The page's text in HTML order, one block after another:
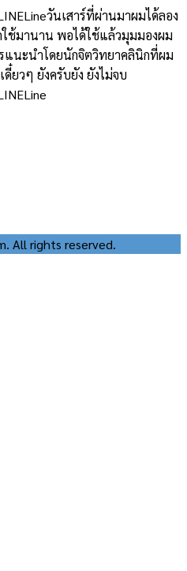
วันเสาร์ที่ผ่านมาผมได้ลอง
ใช้มานาน พอได้ใช้แล้วมุมมองผม
แนะนำโดยนักจิตวิทยาคลินิกที่ผม
ยวๆ ยังครับยัง ยังไม่จบ
All rights reserved.